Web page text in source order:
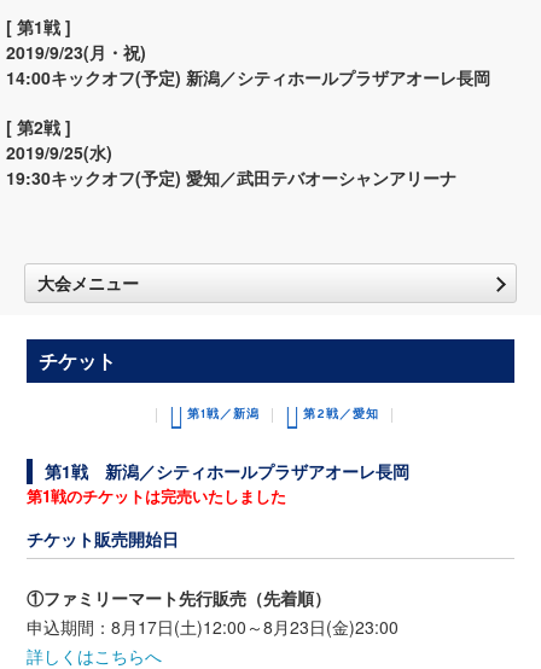
[ 第1戦 ]
2019/9/23(月・祝)
14:00キックオフ(予定) 新潟／シティホールプラザアオーレ長岡
[ 第2戦 ]
2019/9/25(水)
19:30キックオフ(予定) 愛知／武田テバオーシャンアリーナ
大会メニュー
チケット
第1戦／新潟 第2戦／愛知
第1戦 新潟／シティホールプラザアオーレ長岡
第1戦のチケットは完売いたしました
チケット販売開始日
①ファミリーマート先行販売（先着順）
申込期間：8月17日(土)12:00～8月23日(金)23:00
詳しくはこちらへ